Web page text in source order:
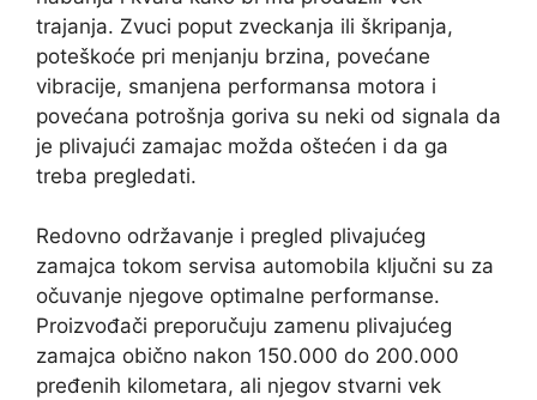
trajanja. Zvuci poput zveckanja ili škripanja,
poteškoće pri menjanju brzina, povećane
vibracije, smanjena performansa motora i
povećana potrošnja goriva su neki od signala da
je plivajući zamajac možda oštećen i da ga
treba pregledati.
Redovno održavanje i pregled plivajućeg
zamajca tokom servisa automobila ključni su za
očuvanje njegove optimalne performanse.
Proizvođači preporučuju zamenu plivajućeg
zamajca obično nakon 150.000 do 200.000
pređenih kilometara, ali njegov stvarni vek